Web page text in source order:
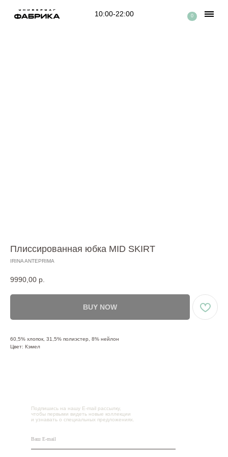
10:00-22:00
Плиссированная юбка MID SKIRT
IRINA ANTEPRIMA
9990,00 р.
BUY NOW
60,5% хлопок, 31,5% полиэстер, 8% нейлон
Цвет: Кэмел
Подпишись на нашу E-mail рассылку,
чтобы первыми видеть новые коллекции
и узнавать о специальных предложениях.